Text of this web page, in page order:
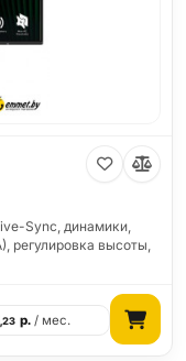
Sync, динамики,
регулировка высоты,
,23 р./ мес.